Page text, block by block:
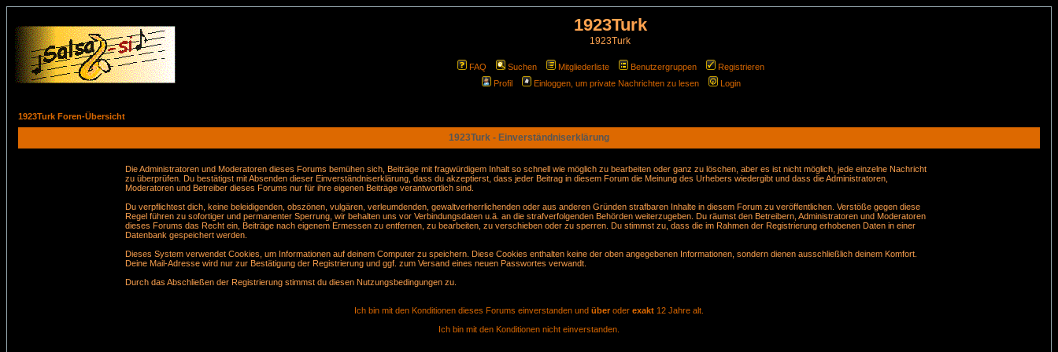
1923Turk
1923Turk
FAQ Suchen Mitgliederliste Benutzergruppen
Registrieren
Profil
Einloggen, um private Nachrichten zu lesen Login
1923Turk Foren-Übersicht
1923Turk - Einverständniserklärung
Die Administratoren und Moderatoren dieses Forums bemühen sich, Beiträge mit fragwürdigem Inhalt so schnell wie möglich zu bearbeiten oder ganz zu löschen, aber es ist nicht möglich, jede einzelne Nachricht
zu überprüfen. Du bestätigst mit Absenden dieser Einverständniserklärung, dass du akzeptierst, dass jeder Beitrag in diesem Forum die Meinung des Urhebers wiedergibt und dass die Administratoren,
Moderatoren und Betreiber dieses Forums nur für ihre eigenen Beiträge verantwortlich sind.
Du verpflichtest dich, keine beleidigenden, obszönen, vulgären, verleumdenden, gewaltverherrlichenden oder aus anderen Gründen strafbaren Inhalte in diesem Forum zu veröffentlichen. Verstöße gegen diese
Regel führen zu sofortiger und permanenter Sperrung, wir behalten uns vor Verbindungsdaten u.ä. an die strafverfolgenden Behörden weiterzugeben. Du räumst den Betreibern, Administratoren und Moderatoren
dieses Forums das Recht ein, Beiträge nach eigenem Ermessen zu entfernen, zu bearbeiten, zu verschieben oder zu sperren. Du stimmst zu, dass die im Rahmen der Registrierung erhobenen Daten in einer
Datenbank gespeichert werden.
Dieses System verwendet Cookies, um Informationen auf deinem Computer zu speichern. Diese Cookies enthalten keine der oben angegebenen Informationen, sondern dienen ausschließlich deinem Komfort.
Deine Mail-Adresse wird nur zur Bestätigung der Registrierung und ggf. zum Versand eines neuen Passwortes verwandt.
Durch das Abschließen der Registrierung stimmst du diesen Nutzungsbedingungen zu.
Ich bin mit den Konditionen dieses Forums einverstanden und über oder exakt 12 Jahre alt.
Ich bin mit den Konditionen nicht einverstanden.